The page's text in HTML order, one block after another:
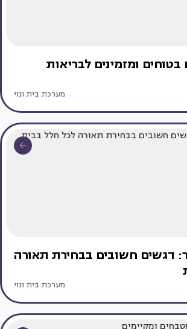
בטוחים ומזמינים לבריאות
מערכת בית ונוי
דגשים חשובים בבחירת תאורה
מערכת בית ונוי